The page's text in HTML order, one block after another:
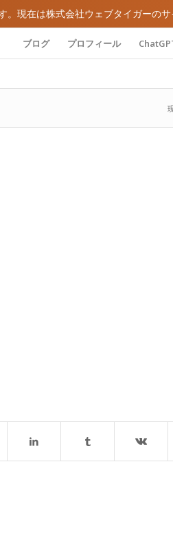
。現在は株式会社ウェブタイガーのサ
ブログ プロフィール